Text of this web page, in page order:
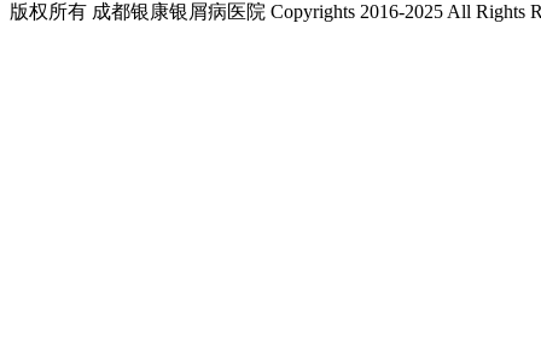
版权所有 成都银康银屑病医院 Copyrights 2016-2025 All Rights